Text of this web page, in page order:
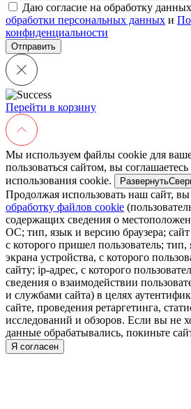
Даю согласие на обработку
обработки персональных данных и
конфиденциальности
Перейти в корзину
Мы используем файлы cookie для
пользоваться сайтом, вы
использования cookie.
Развернуть
Продолжая использовать наш сайт, вы
обработку файлов cookie
содержащих сведения о
ОС; тип, язык и версию браузера;
с которого пришел пользователь;
экрана устройства, с которого
сайту; ip-адрес, с которого
сведения о взаимодействии
и службами сайта) в целях
сайте, проведения ретаргетинга,
исследований и обзоров. Если вы не
данные обрабатывались, покиньте
Я согласен